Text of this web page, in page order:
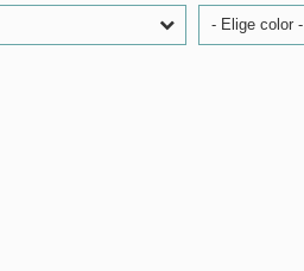
- Elige color -